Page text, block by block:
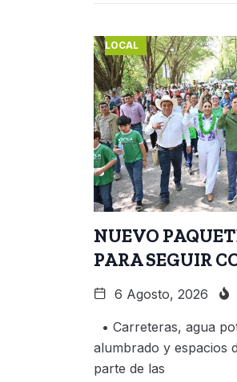
LOCAL
NUEVO
PARA SEGUIR
6 Agosto, 2026
• Carreteras, agua
alumbrado y espacios
parte de las